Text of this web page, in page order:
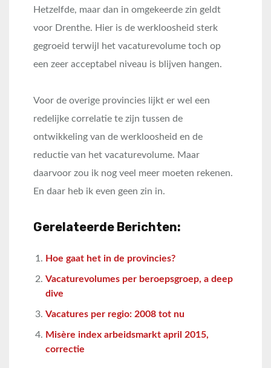
Hetzelfde, maar dan in omgekeerde zin geldt
voor Drenthe. Hier is de werkloosheid sterk
gegroeid terwijl het vacaturevolume toch op
een zeer acceptabel niveau is blijven hangen.
Voor de overige provincies lijkt er wel een
redelijke correlatie te zijn tussen de
ontwikkeling van de werkloosheid en de
reductie van het vacaturevolume. Maar
daarvoor zou ik nog veel meer moeten rekenen.
En daar heb ik even geen zin in.
Gerelateerde Berichten:
Hoe gaat het in de provincies?
Vacaturevolumes per beroepsgroep, a deep
dive
Vacatures per regio: 2008 tot nu
Misère index arbeidsmarkt april 2015,
correctie